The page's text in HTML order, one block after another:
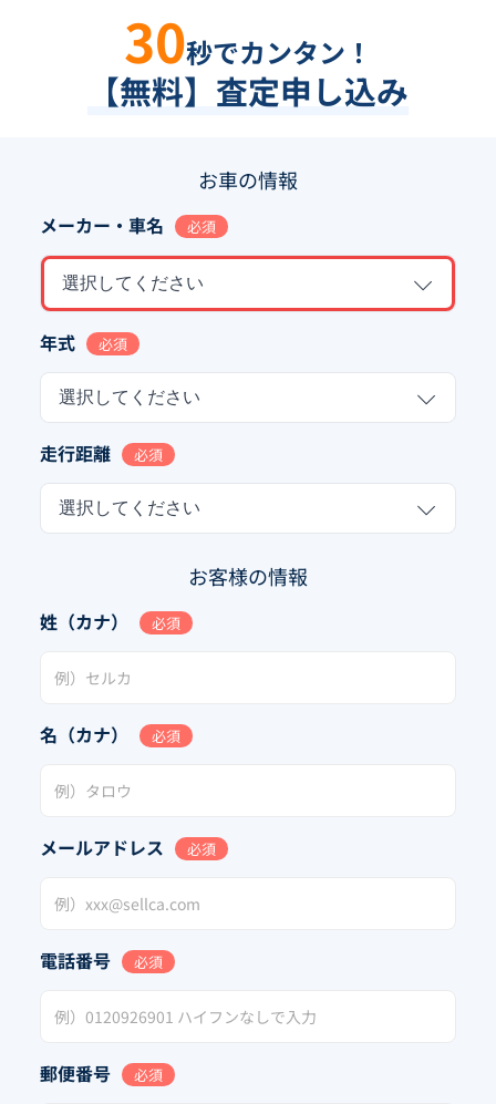
30秒でカンタン！
【無料】査定申し込み
お車の情報
メーカー・車名 必須
選択してください
年式 必須
選択してください
走行距離 必須
選択してください
お客様の情報
姓（カナ） 必須
名（カナ） 必須
メールアドレス 必須
電話番号 必須
郵便番号 必須